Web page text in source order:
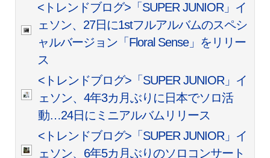
<トレンドブログ>「SUPER JUNIOR」イ
ェソン、27日に1stフルアルバムのスペシ
ャルバージョン「Floral Sense」をリリー
ス
<トレンドブログ>「SUPER JUNIOR」イ
ェソン、4年3カ月ぶりに日本でソロ活
動…24日にミニアルバムリリース
<トレンドブログ>「SUPER JUNIOR」イ
ェソン、6年5カ月ぶりのソロコンサート